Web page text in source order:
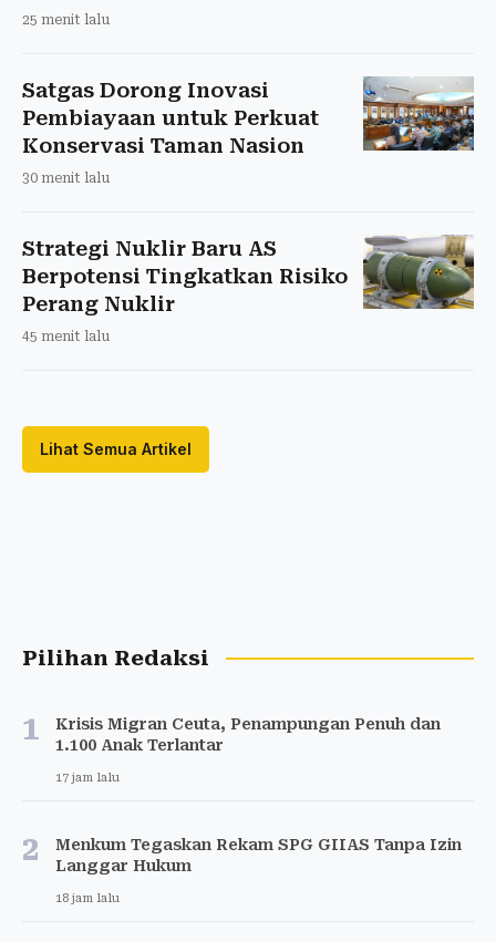
25 menit lalu
Satgas Dorong Inovasi
Pembiayaan untuk Perkuat
Konservasi Taman Nasion
30 menit lalu
Strategi Nuklir Baru AS
Berpotensi Tingkatkan Risiko
Perang Nuklir
45 menit lalu
Lihat Semua Artikel
Pilihan Redaksi
1
Krisis Migran Ceuta, Penampungan Penuh dan
1.100 Anak Terlantar
17 jam lalu
2
Menkum Tegaskan Rekam SPG GIIAS Tanpa Izin
Langgar Hukum
18 jam lalu